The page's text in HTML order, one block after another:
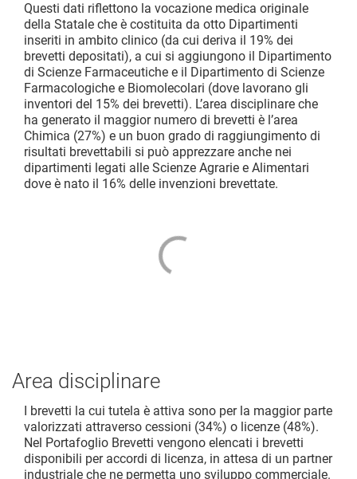
Questi dati riflettono la vocazione medica originale
della Statale che è costituita da otto Dipartimenti
inseriti in ambito clinico (da cui deriva il 19% dei
brevetti depositati), a cui si aggiungono il Dipartimento
di Scienze Farmaceutiche e il Dipartimento di Scienze
Farmacologiche e Biomolecolari (dove lavorano gli
inventori del 15% dei brevetti). L’area disciplinare che
ha generato il maggior numero di brevetti è l’area
Chimica (27%) e un buon grado di raggiungimento di
risultati brevettabili si può apprezzare anche nei
dipartimenti legati alle Scienze Agrarie e Alimentari
dove è nato il 16% delle invenzioni brevettate.
Area disciplinare
I brevetti la cui tutela è attiva sono per la maggior parte
valorizzati attraverso cessioni (34%) o licenze (48%).
Nel Portafoglio Brevetti vengono elencati i brevetti
disponibili per accordi di licenza, in attesa di un partner
industriale che ne permetta uno sviluppo commerciale.